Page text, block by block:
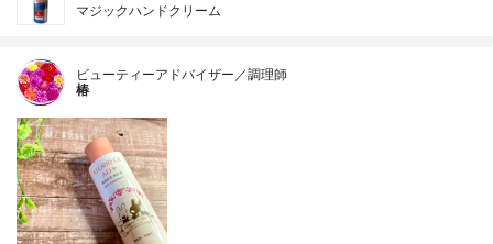
マジックハンドクリーム
ビューティーアドバイザー／調理師
椿